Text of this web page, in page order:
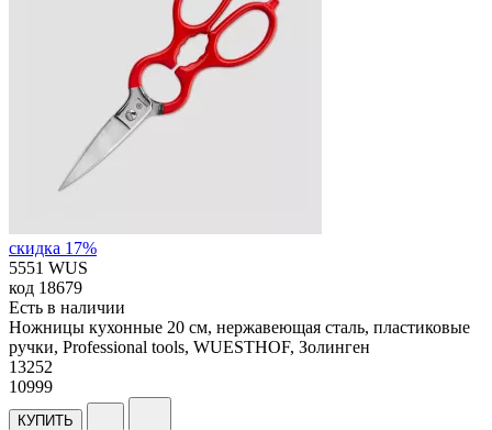
скидка 17%
5551 WUS
код 18679
Есть в наличии
Ножницы кухонные 20 см, нержавеющая сталь, пластиковые
ручки, Professional tools, WUESTHOF, Золинген
13252
10999
КУПИТЬ